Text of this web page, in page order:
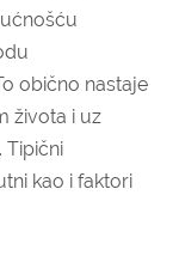
obično nastaje
života i uz
Tipični
kao i faktori